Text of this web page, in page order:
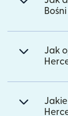
Jak